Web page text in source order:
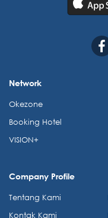
Network
Okezone
Booking Hotel
VISION+
Company Profile
Tentang Kami
Kontak Kami